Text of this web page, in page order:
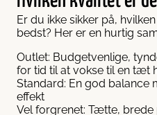
Er du ikke sikker på,
bedst? Her er en hurtig
Outlet: Budgetvenlige,
for tid til at vokse til en tæt
Standard: En god balance
effekt
Vel forgrenet: Tætte,